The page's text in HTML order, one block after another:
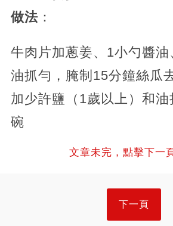
做法：
牛肉片加蔥姜、1小勺醬
油抓勻，腌制15分鐘絲瓜
加少許鹽（1歲以上）和
碗
文章未完，點擊下一
下一頁